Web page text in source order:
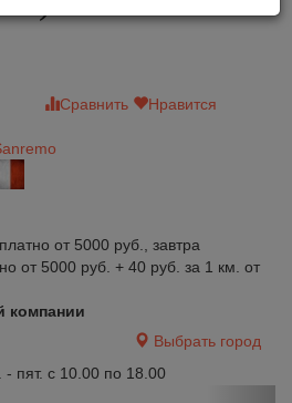
Сравнить
Нравится
от 5000 руб., завтра
от 5000 руб. + 40 руб. за 1 км. от
компании
Выбрать город
пят. с 10.00 по 18.00